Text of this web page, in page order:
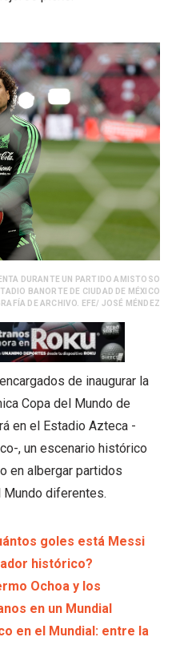
DURANTE UN PARTIDO AMISTOSO
BANORTE DE CIUDAD DE MÉXICO
DE ARCHIVO. EFE/ JOSÉ MÉNDEZ
de inaugurar la
Copa del Mundo de
en el Estadio Azteca -
, un escenario histórico
en albergar partidos
Mundo diferentes.
goles está Messi
histórico?
Ochoa y los
en un Mundial
en el Mundial: entre la